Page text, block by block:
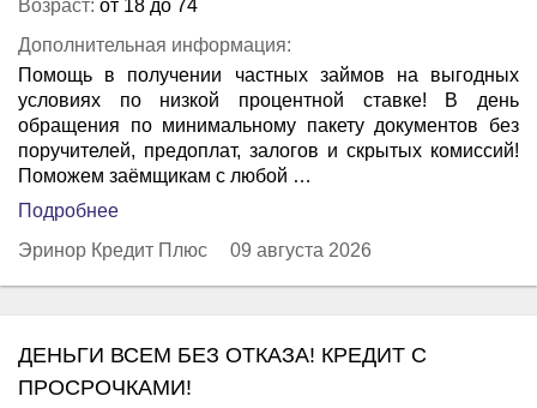
Возраст: от 18 до 74
Дополнительная информация:
Помощь в получении частных займов на выгодных
условиях по низкой процентной ставке! В день
обращения по минимальному пакету документов без
поручителей, предоплат, залогов и скрытых комиссий!
Поможем заёмщикам с любой …
Подробнее
Эринор Кредит Плюс
09 августа 2026
ДЕНЬГИ ВСЕМ БЕЗ ОТКАЗА! КРЕДИТ С
ПРОСРОЧКАМИ!